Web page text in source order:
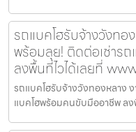
รถแบคโฮรับจ้างวังทอ
พร้อมลุย! ติดต่อเช่าร
ลงพื้นที่ไวได้เลยที่
รถแบคโฮรับจ้างวังทองหลาง
แบคโฮพร้อมคนขับมืออาชีพ ล